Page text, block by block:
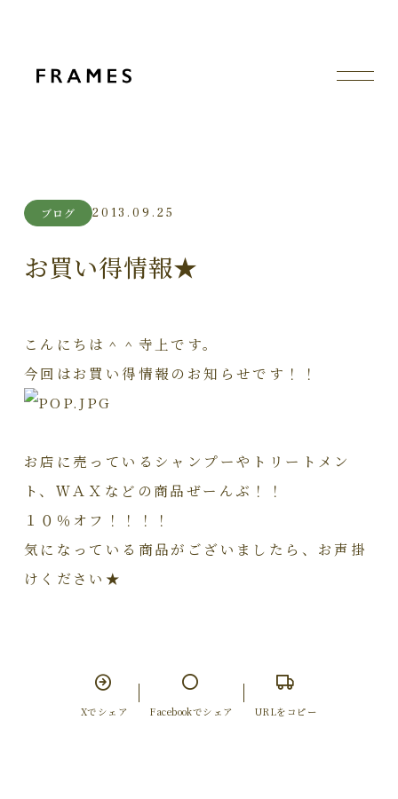
ブログ 2013.09.25
お買い得情報★
こんにちは＾＾寺上です。
今回はお買い得情報のお知らせです！！
お店に売っているシャンプーやトリートメン
ト、ＷＡＸなどの商品ぜーんぶ！！
１０％オフ！！！！
気になっている商品がございましたら、お声掛
けください★
Xでシェア Facebookでシェア URLをコピー